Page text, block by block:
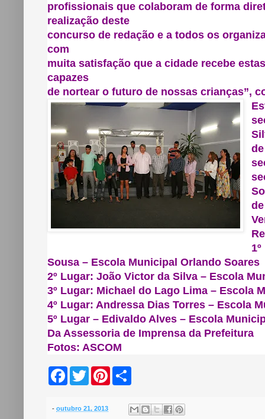
profissionais que colaboram de forma
realização deste
concurso de redação e a todos os
com
muita satisfação que a cidade recebe
capazes
de nortear o futuro de nossas crianças”,
Sousa – Escola Municipal Orlando Soares
2º Lugar: João Victor da Silva – Escola
3º Lugar: Michael do Lago Lima – Escola
4º Lugar: Andressa Dias Torres – Escola
5º Lugar – Edivaldo Alves – Escola
Da Assessoria de Imprensa da Prefeitura
Fotos: ASCOM
b
w
t
e
- outubro 21, 2013